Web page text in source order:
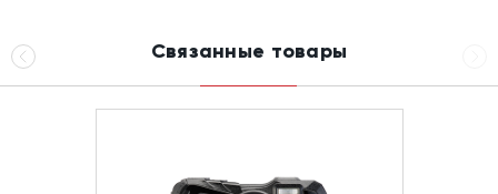
Связанные товары